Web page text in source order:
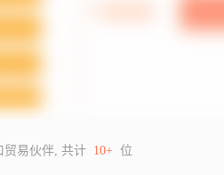
贸易伙伴, 共计 10+ 位